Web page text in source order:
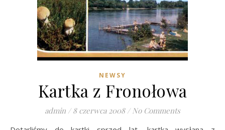
NEWSY
Kartka z Fronołowa
admin / 8 czerwca 2008 / No Comments